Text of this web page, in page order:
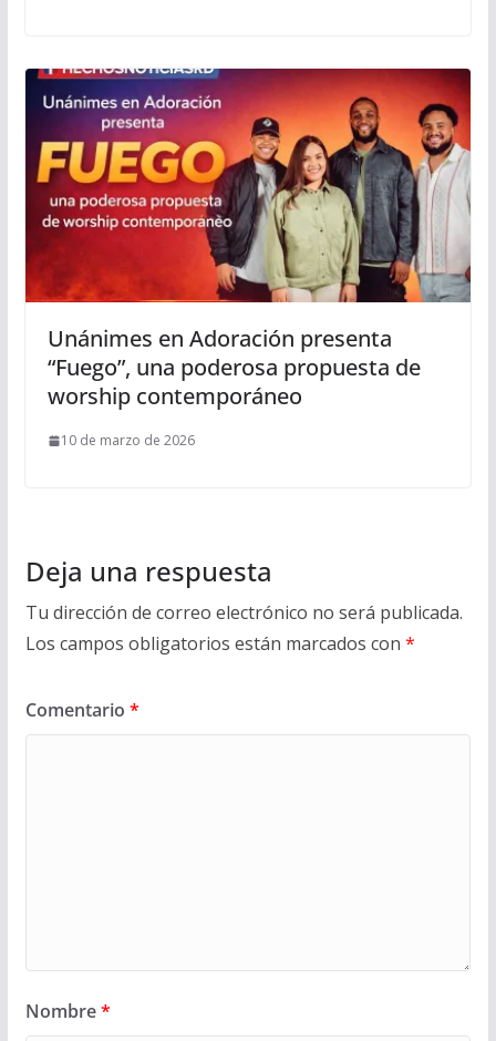
Unánimes en Adoración presenta
“Fuego”, una poderosa propuesta de
worship contemporáneo
10 de marzo de 2026
Deja una respuesta
Tu dirección de correo electrónico no será publicada.
Los campos obligatorios están marcados con *
Comentario *
Nombre*